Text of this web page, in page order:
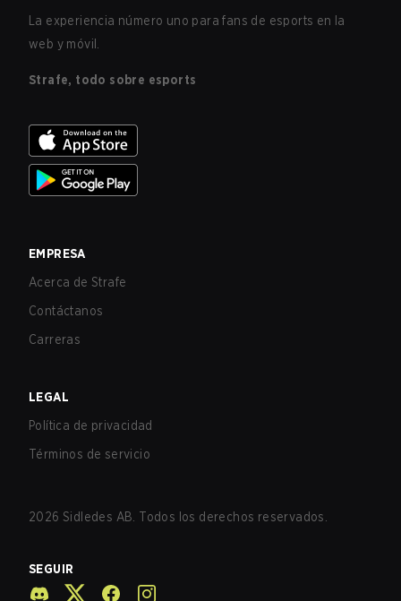
La experiencia número uno para fans de esports en la
web y móvil.
Strafe, todo sobre esports
EMPRESA
Acerca de Strafe
Contáctanos
Carreras
LEGAL
Política de privacidad
Términos de servicio
2026 Sidledes AB. Todos los derechos reservados.
SEGUIR